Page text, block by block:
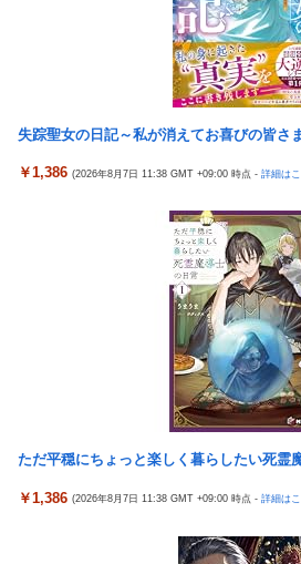
【画像】セクシー女優・白石茉莉奈、
【悲報】ロシア、じわじわと逝き始める
海外「日本の住宅街にこんなレ●プ魔が
さすがHENTAIの国…」
【画像】NHK 久保田祐佳アナ、ブラタ
【徹底議論】「日本をダメにした総理
【動画】逃げる判断はやっ！埼玉でス
手からキンキンに冷えたビールが無限
江戸時代に飛ばされるボタン
『ゼノブレイド ディフィニティブエデ
Switch 2 Edition』3,713 本
？？？「ゲーム実況なんて誰でもでき
失踪聖女の日記～私が消えてお喜びの皆さ
￥1,386 (2026年8月7日 11:38 GMT +09:00 時点 - 詳細は
ただ平穏にちょっと楽しく暮らしたい死霊
￥1,386 (2026年8月7日 11:38 GMT +09:00 時点 - 詳細は